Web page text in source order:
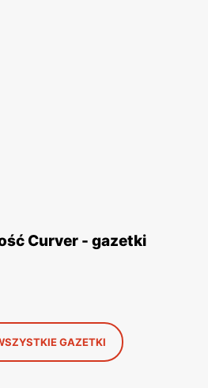
Curver - gazetki
GAZETKI